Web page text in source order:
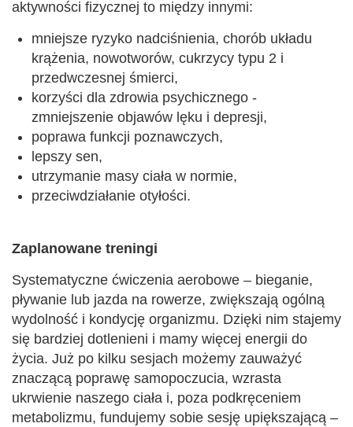
aktywności fizycznej to między innymi:
mniejsze ryzyko nadciśnienia, chorób układu
krążenia, nowotworów, cukrzycy typu 2 i
przedwczesnej śmierci,
korzyści dla zdrowia psychicznego -
zmniejszenie objawów lęku i depresji,
poprawa funkcji poznawczych,
lepszy sen,
utrzymanie masy ciała w normie,
przeciwdziałanie otyłości.
Zaplanowane treningi
Systematyczne ćwiczenia aerobowe – bieganie,
pływanie lub jazda na rowerze, zwiększają ogólną
wydolność i kondycję organizmu. Dzięki nim stajemy
się bardziej dotlenieni i mamy więcej energii do
życia. Już po kilku sesjach możemy zauważyć
znaczącą poprawę samopoczucia, wzrasta
ukrwienie naszego ciała i, poza podkręceniem
metabolizmu, fundujemy sobie sesję upiększającą –